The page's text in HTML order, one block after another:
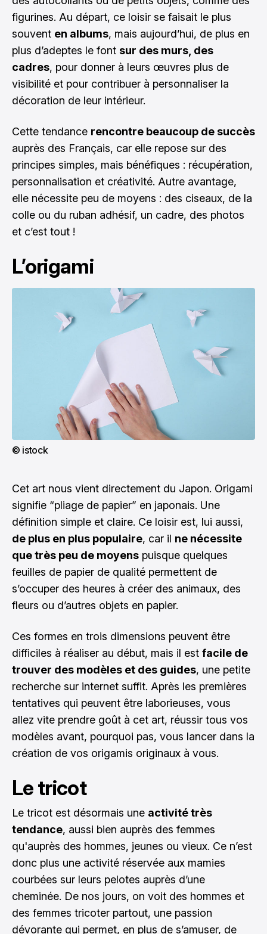
figurines. Au départ, ce loisir se faisait le plus
souvent en albums, mais aujourd’hui, de plus en
plus d’adeptes le font sur des murs, des
cadres, pour donner à leurs œuvres plus de
visibilité et pour contribuer à personnaliser la
décoration de leur intérieur.
Cette tendance rencontre beaucoup de succès
auprès des Français, car elle repose sur des
principes simples, mais bénéfiques : récupération,
personnalisation et créativité. Autre avantage,
elle nécessite peu de moyens : des ciseaux, de la
colle ou du ruban adhésif, un cadre, des photos
et c’est tout !
L’origami
© istock
Cet art nous vient directement du Japon. Origami
signifie “pliage de papier” en japonais. Une
définition simple et claire. Ce loisir est, lui aussi,
de plus en plus populaire, car il ne nécessite
que très peu de moyens puisque quelques
feuilles de papier de qualité permettent de
s’occuper des heures à créer des animaux, des
fleurs ou d’autres objets en papier.
Ces formes en trois dimensions peuvent être
difficiles à réaliser au début, mais il est facile de
trouver des modèles et des guides, une petite
recherche sur internet suffit. Après les premières
tentatives qui peuvent être laborieuses, vous
allez vite prendre goût à cet art, réussir tous vos
modèles avant, pourquoi pas, vous lancer dans la
création de vos origamis originaux à vous.
Le tricot
Le tricot est désormais une activité très
tendance, aussi bien auprès des femmes
qu'auprès des hommes, jeunes ou vieux. Ce n’est
donc plus une activité réservée aux mamies
courbées sur leurs pelotes auprès d’une
cheminée. De nos jours, on voit des hommes et
des femmes tricoter partout, une passion
dévorante qui permet, en plus de s’amuser, de